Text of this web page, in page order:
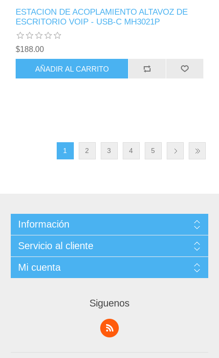
ESTACION DE ACOPLAMIENTO ALTAVOZ DE
ESCRITORIO VOIP - USB-C MH3021P
$188.00
AÑADIR AL CARRITO
1 2 3 4 5
Información
Servicio al cliente
Mi cuenta
Siguenos